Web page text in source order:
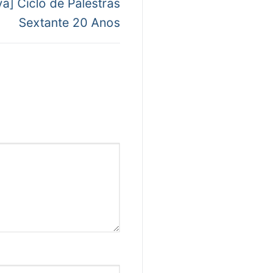
Ciclo de Palestras
Sextante 20 Anos